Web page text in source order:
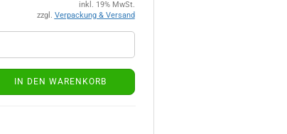
inkl. 19% MwSt.
zzgl. Verpackung & Versand
IN DEN WARENKORB